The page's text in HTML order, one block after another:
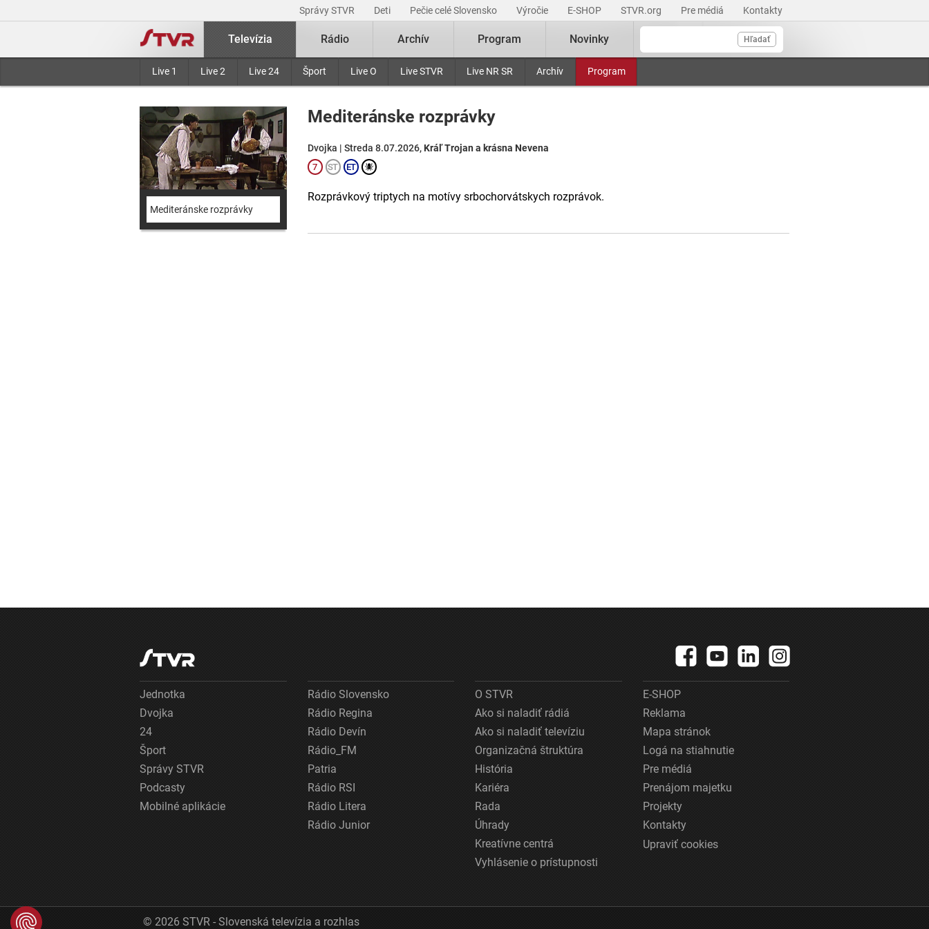
Správy STVR Deti Pečie celé Slovensko Výročie E-SHOP STVR.org Pre médiá Kontakty
Hľadať
Televízia
Live 1 Live 2 Live 24 Šport Live O Live STVR Live NR SR Archív Program
Rádio Archív Program Novinky
Mediteránske rozprávky
Mediteránske rozprávky
Dvojka | Streda 8.07.2026, Kráľ Trojan a krásna Nevena
Rozprávkový triptych na motívy srbochorvátskych rozprávok.
Jednotka
Dvojka
24
Šport
Správy STVR
Podcasty
Mobilné aplikácie
Rádio Slovensko
Rádio Regina
Rádio Devín
Rádio_FM
Patria
Rádio RSI
Rádio Litera
Rádio Junior
O STVR
Ako si naladiť rádiá
Ako si naladiť televíziu
Organizačná štruktúra
História
Kariéra
Rada
Úhrady
Kreatívne centrá
Vyhlásenie o prístupnosti
E-SHOP
Reklama
Mapa stránok
Logá na stiahnutie
Pre médiá
Prenájom majetku
Projekty
Kontakty
Upraviť cookies
© 2026 STVR - Slovenská televízia a rozhlas